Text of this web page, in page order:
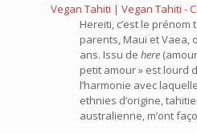
Vegan Tahiti | Vegan Tahiti -
Hereiti, c’est le
parents, Maui et Vaea,
ans. Issu de here
petit amour » est lourd
l’harmonie avec
ethnies d’origine,
australienne, m’ont